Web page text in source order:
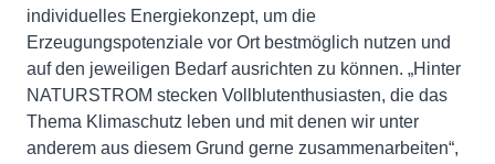
individuelles Energiekonzept, um die
Erzeugungspotenziale vor Ort bestmöglich nutzen und
auf den jeweiligen Bedarf ausrichten zu können. „Hinter
NATURSTROM stecken Vollblutenthusiasten, die das
Thema Klimaschutz leben und mit denen wir unter
anderem aus diesem Grund gerne zusammenarbeiten“,